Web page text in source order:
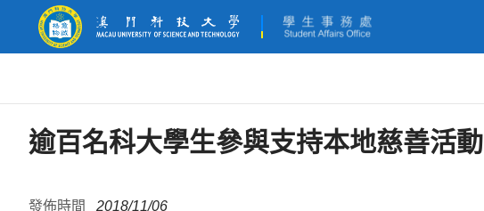
逾百名科大學生參與支持本地慈善活動
發佈時間 2018/11/06